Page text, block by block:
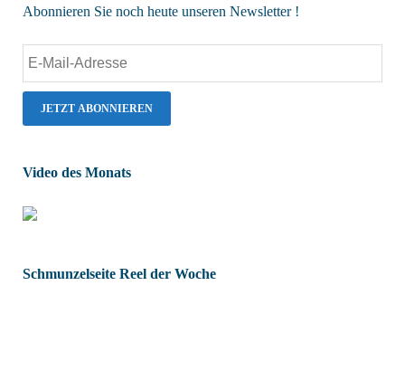
Abonnieren Sie noch heute unseren Newsletter !
Video des Monats
Schmunzelseite Reel der Woche